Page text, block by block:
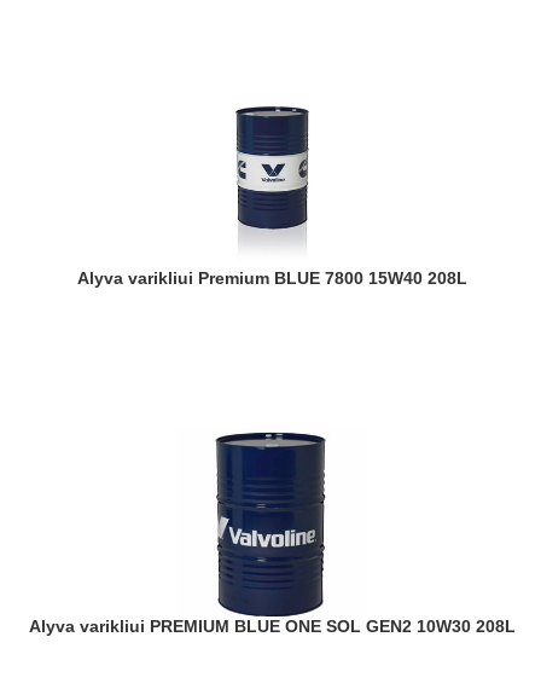
Alyva varikliui Premium BLUE 7800 15W40 208L
Alyva varikliui PREMIUM BLUE ONE SOL GEN2 10W30 208L